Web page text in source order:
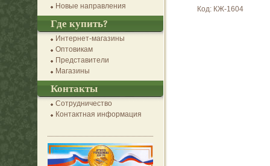
Код: КЖ-1604
Новые направления
Где купить?
Интернет-магазины
Оптовикам
Представители
Магазины
Контакты
Сотрудничество
Контактная информация